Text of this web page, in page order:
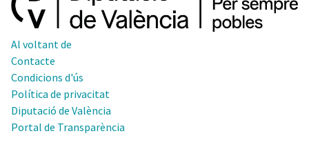
Al voltant de
Contacte
Condicions d'ús
Política de privacitat
Diputació de València
Portal de Transparència